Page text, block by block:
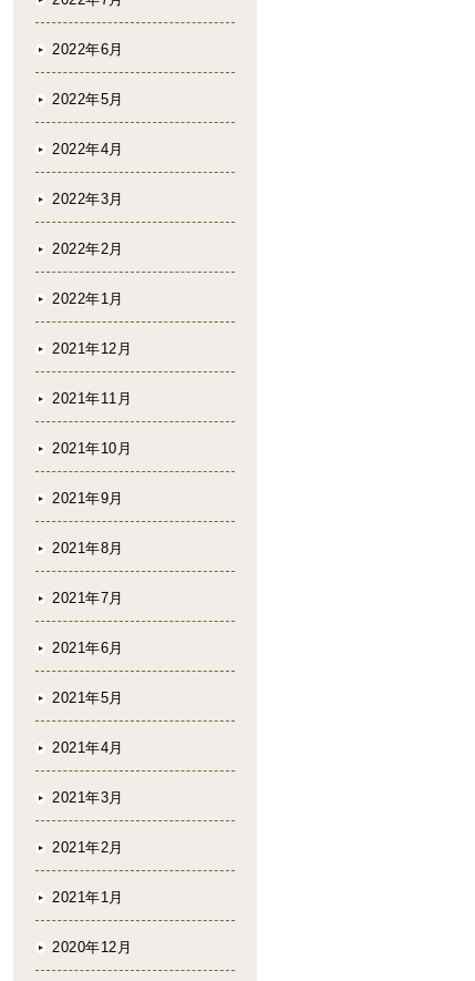
2022年6月
2022年5月
2022年4月
2022年3月
2022年2月
2022年1月
2021年12月
2021年11月
2021年10月
2021年9月
2021年8月
2021年7月
2021年6月
2021年5月
2021年4月
2021年3月
2021年2月
2021年1月
2020年12月